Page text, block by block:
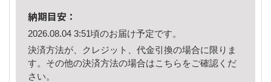
納期目安：
2026.08.04 3:51頃のお届け予定です。
決済方法が、クレジット、代金引換の場合に限りま
す。その他の決済方法の場合はこちら をご確認くだ
さい。